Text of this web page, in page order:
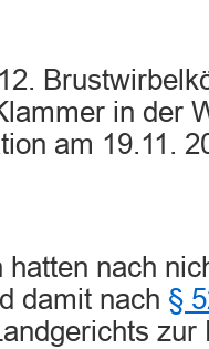
in der
am 19.11.
hatten nach
damit nach §
zur